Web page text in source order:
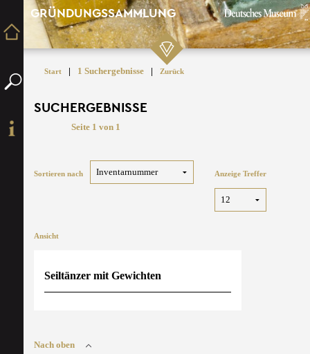
GRÜNDUNGSSAMMLUNG
Start | 1 Suchergebnisse | Zurück
SUCHERGEBNISSE
Seite 1 von 1
Sortieren nach Anzeige Treffer
Ansicht
Seiltänzer mit Gewichten
Nach oben